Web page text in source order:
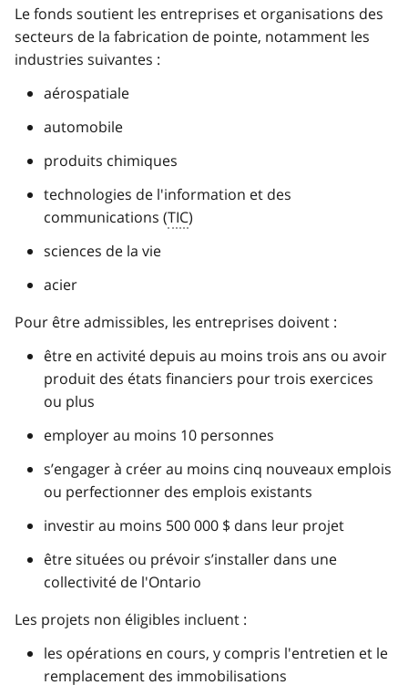
Le fonds soutient les entreprises et organisations des
secteurs de la fabrication de pointe, notamment les
industries suivantes :
aérospatiale
automobile
produits chimiques
technologies de l'information et des
communications (TIC)
sciences de la vie
acier
Pour être admissibles, les entreprises doivent :
être en activité depuis au moins trois ans ou avoir
produit des états financiers pour trois exercices
ou plus
employer au moins 10 personnes
s’engager à créer au moins cinq nouveaux emplois
ou perfectionner des emplois existants
investir au moins 500 000 $ dans leur projet
être situées ou prévoir s’installer dans une
collectivité de l'Ontario
Les projets non éligibles incluent :
les opérations en cours, y compris l'entretien et le
remplacement des immobilisations